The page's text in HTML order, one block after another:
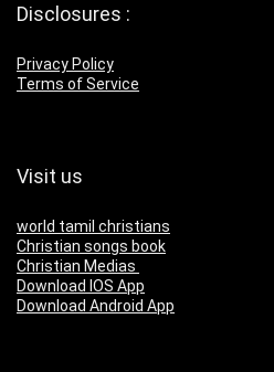
Disclosures :
Privacy Policy
Terms of Service
Visit us
world tamil christians
Christian songs book
Christian Medias
Download IOS App
Download Android App